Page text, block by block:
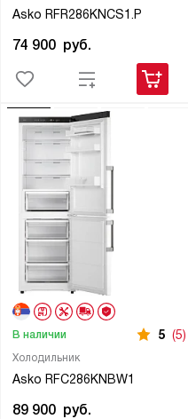
Asko RFR286KNCS1.P
74 900 руб.
Холодильник
Asko RFC286KNBW1
В наличии 5 (5)
89 900 руб.